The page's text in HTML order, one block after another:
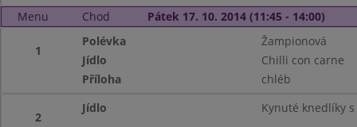
Menu
Chod Pátek 17. 10. 2014 (11:45 - 14:00)
1
Polévka
Žampionová
Jídlo
Chilli con carne
Příloha
chléb
2
Jídlo Kynuté knedlíky